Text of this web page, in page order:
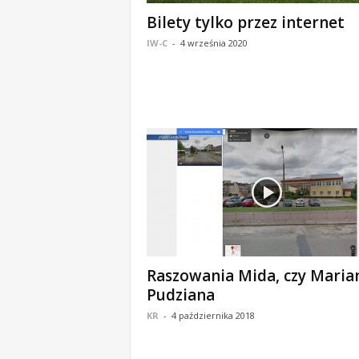
Bilety tylko przez internet
IW-C - 4 września 2020
Raszowania Mida, czy
Pudziana
KR - 4 października 2018